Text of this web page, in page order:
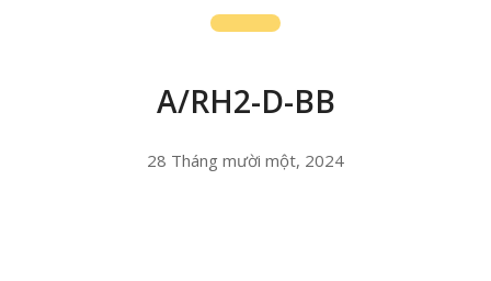
A/RH2-D-BB
28 Tháng mười một, 2024